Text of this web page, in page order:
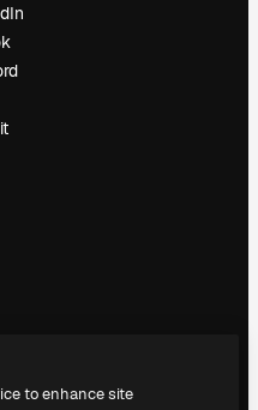
to enhance site